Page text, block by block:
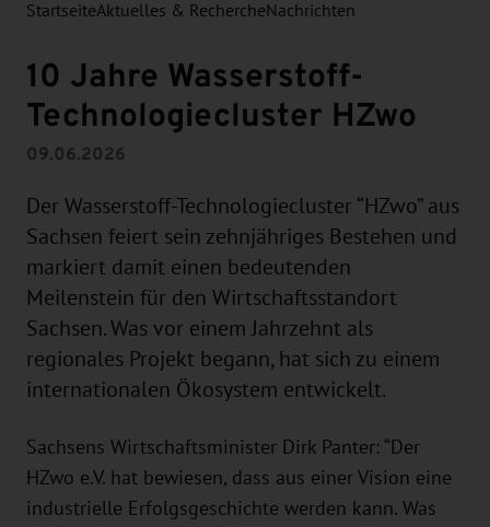
StartseiteAktuelles & RechercheNachrichten
10 Jahre Wasserstoff-
Technologiecluster HZwo
09.06.2026
Der Wasserstoff-Technologiecluster “HZwo” aus
Sachsen feiert sein zehnjähriges Bestehen und
markiert damit einen bedeutenden
Meilenstein für den Wirtschaftsstandort
Sachsen. Was vor einem Jahrzehnt als
regionales Projekt begann, hat sich zu einem
internationalen Ökosystem entwickelt.
Sachsens Wirtschaftsminister Dirk Panter: “Der
HZwo e.V. hat bewiesen, dass aus einer Vision eine
industrielle Erfolgsgeschichte werden kann. Was